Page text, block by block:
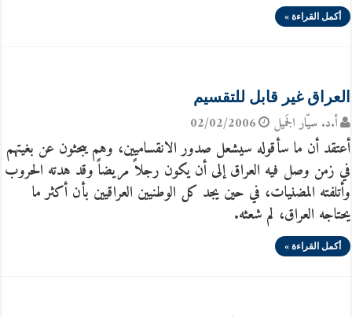
أكمل القراءة »
العراق غير قابل للتقسيم
أ.د. سيّار الجَميل 02/02/2006
أعتقد أن ما سأقوله سيشعل صدور الانقساميين، وهم يبحثون عن بغيتهم
في زمن وصل فيه العراق إلى أن يكون رجلاً مريضاً وقد هدته الحروب
وأتلفته المضنيات، في حين يجد كل الوطنيين العراقيين بأن أكثر ما
يحتاجه العراق، لم شعثه.
أكمل القراءة »